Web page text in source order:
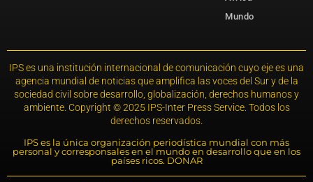
Mundo
IPS es una institución internacional de comunicación cuyo eje es una
agencia mundial de noticias que amplifica las voces del Sur y de la
sociedad civil sobre desarrollo, globalización, derechos humanos y
ambiente. Copyright © 2025 IPS-Inter Press Service. Todos los
derechos reservados.
IPS es la única organización periodística mundial con más
personal y corresponsales en el mundo en desarrollo que en los
países ricos. DONAR